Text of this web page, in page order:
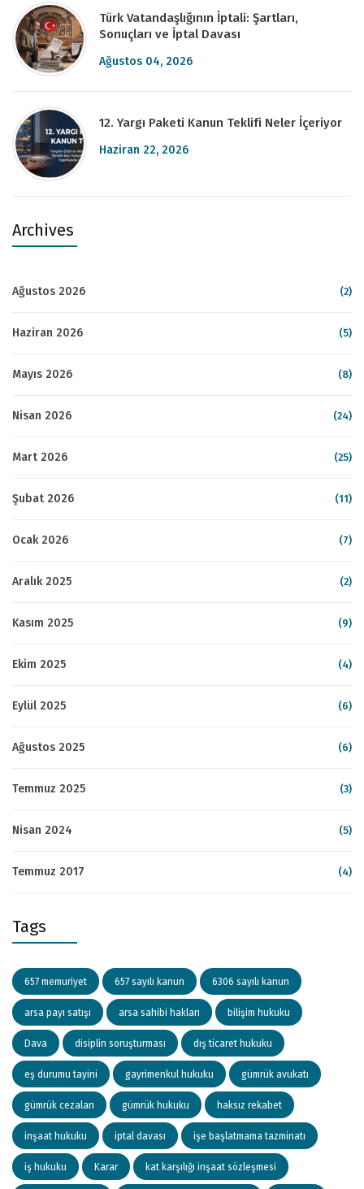
Türk Vatandaşlığının İptali: Şartları,
Sonuçları ve İptal Davası
Ağustos 04, 2026
12. Yargı Paketi Kanun Teklifi Neler İçeriyor
Haziran 22, 2026
Archives
Ağustos 2026 (2)
Haziran 2026 (5)
Mayıs 2026 (8)
Nisan 2026 (24)
Mart 2026 (25)
Şubat 2026 (11)
Ocak 2026 (7)
Aralık 2025 (2)
Kasım 2025 (9)
Ekim 2025 (4)
Eylül 2025 (6)
Ağustos 2025 (6)
Temmuz 2025 (3)
Nisan 2024 (5)
Temmuz 2017 (4)
Tags
657 memuriyet 657 sayılı kanun 6306 sayılı kanun
arsa payı satışı arsa sahibi hakları bilişim hukuku
Dava disiplin soruşturması dış ticaret hukuku
eş durumu tayini gayrimenkul hukuku gümrük avukatı
gümrük cezaları gümrük hukuku haksız rekabet
inşaat hukuku iptal davası işe başlatmama tazminatı
iş hukuku Karar kat karşılığı inşaat sözleşmesi